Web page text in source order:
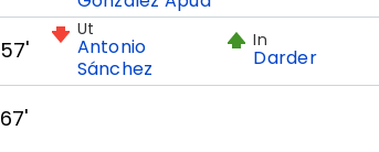
57'
Ut
Antonio
Sánchez
In
Darder
67'